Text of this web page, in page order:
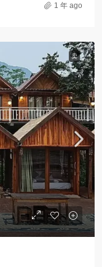
1 年 ago
卖